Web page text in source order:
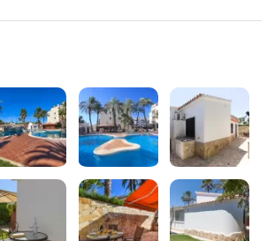
niveau avec une terrasse vitrée chauffée
par le salon-salle à manger, qui dispose
entièrement équipée. Il y a une terrasse
bien protégée de la chaleur et climatisée ;
arrière de la maison. Le mobilier est de style